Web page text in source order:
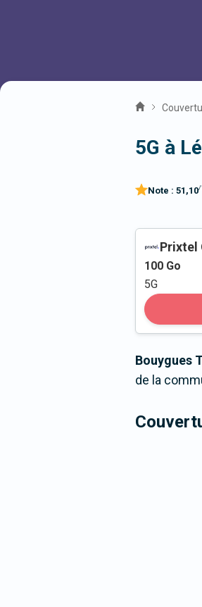
5G à
Note : 51,10/
Prixtel
100 Go
5G
Bouygues
de la